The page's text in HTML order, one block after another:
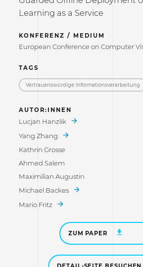
Learning as a Service
KONFERENZ / MEDIUM
European Conference on Computer
TAGS
Vertrauenswürdige Informations­verarbeitung
AUTOR:INNEN
Lucjan Hanzlik
Yang Zhang
Kathrin Grosse
Ahmed Salem
Maximilian Augustin
Michael Backes
Mario Fritz
ZUM PAPER